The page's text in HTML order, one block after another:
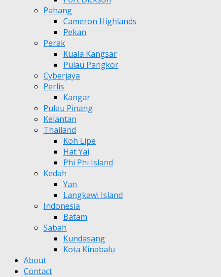
Pahang
Cameron Highlands
Pekan
Perak
Kuala Kangsar
Pulau Pangkor
Cyberjaya
Perlis
Kangar
Pulau Pinang
Kelantan
Thailand
Koh Lipe
Hat Yai
Phi Phi Island
Kedah
Yan
Langkawi Island
Indonesia
Batam
Sabah
Kundasang
Kota Kinabalu
About
Contact